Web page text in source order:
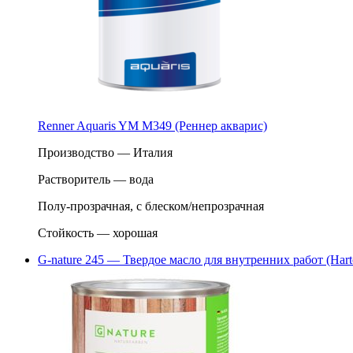
Renner Aquaris YM M349 (Реннер акварис)
Производство — Италия
Растворитель — вода
Полу-прозрачная, с блеском/непрозрачная
Стойкость — хорошая
G-nature 245 — Твердое масло для внутренних работ